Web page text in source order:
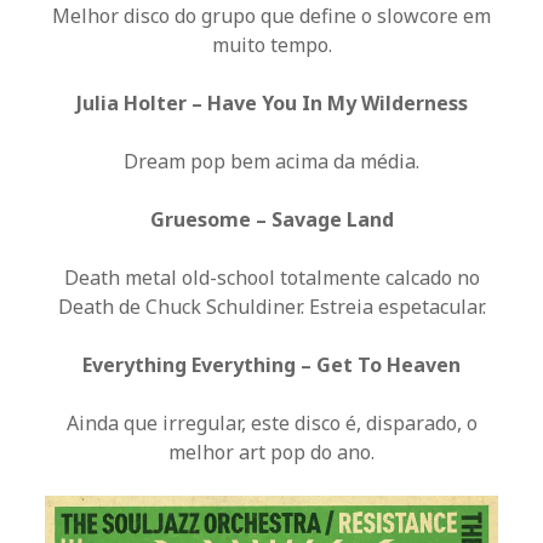
Melhor disco do grupo que define o slowcore em
muito tempo.
Julia Holter – Have You In My Wilderness
Dream pop bem acima da média.
Gruesome – Savage Land
Death metal old-school totalmente calcado no
Death de Chuck Schuldiner. Estreia espetacular.
Everything Everything – Get To Heaven
Ainda que irregular, este disco é, disparado, o
melhor art pop do ano.